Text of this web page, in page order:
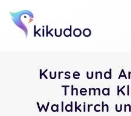
Kurse und
Thema
Waldkirch